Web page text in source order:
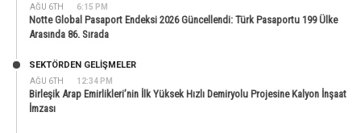
AĞU 6TH 6:15 PM
Notte Global Pasaport Endeksi 2026 Güncellendi: Türk Pasaportu 199 Ülke
Arasında 86. Sırada
AĞU 6TH 12:34 PM
SEKTÖRDEN GELIŞMELER
Birleşik Arap Emirlikleri’nin İlk Yüksek Hızlı Demiryolu Projesine Kalyon İnşaat
İmzası